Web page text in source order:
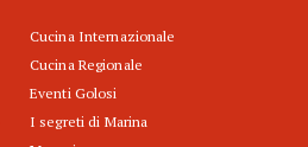
Cucina Internazionale
Cucina Regionale
Eventi Golosi
I segreti di Marina